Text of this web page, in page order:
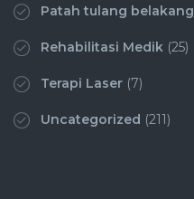
Patah tulang belakang
Rehabilitasi Medik (25)
Terapi Laser (7)
Uncategorized (211)